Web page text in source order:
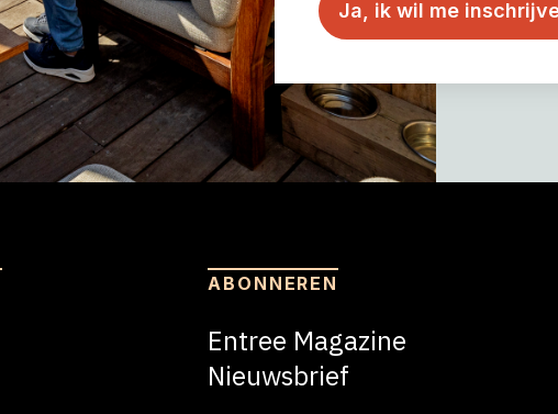
ABONNEREN
Entree Magazine
Nieuwsbrief